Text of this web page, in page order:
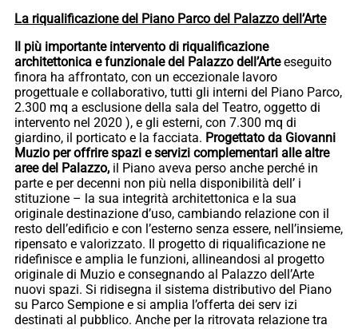
La riqualificazione del Piano Parco del Palazzo dell’Arte
Il più importante intervento di riqualificazione
architettonica e funzionale del Palazzo dell’Arteeseguito
finora ha affrontato, con un eccezionale lavoro
progettuale e collaborativo, tutti gli interni del Piano Parco,
2.300 mq a esclusione della sala del Teatro, oggetto di
intervento nel 2020 ), e gli esterni, con 7.300 mq di
giardino, il porticato e la facciata. Progettato da Giovanni
Muzio per offrire spazi e servizi complementari alle altre
aree del Palazzo, il Piano aveva perso anche perché in
parte e per decenni non più nella disponibilità dell’ i
stituzione – la sua integrità architettonica e la sua
originale destinazione d’uso, cambiando relazione con il
resto dell’edificio e con l’esterno senza essere, nell’insieme,
ripensato e valorizzato. Il progetto di riqualificazione ne
ridefinisce e amplia le funzioni, allineandosi al progetto
originale di Muzio e consegnando al Palazzo dell’Arte
nuovi spazi. Si ridisegna il sistema distributivo del Piano
su Parco Sempione e si amplia l’offerta dei serv izi
destinati al pubblico. Anche per la ritrovata relazione tra